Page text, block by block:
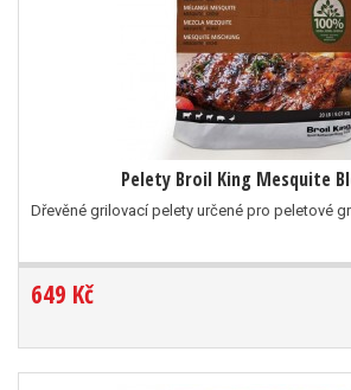
Pelety Broil King Mesquite
Dřevěné grilovací pelety určené pro peletové
649 Kč